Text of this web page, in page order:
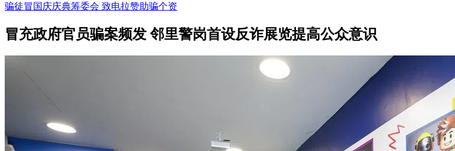
骗徒冒国庆庆典筹委会 致电拉赞助骗个资
冒充政府官员骗案频发 邻里警岗首设反诈展览提高公众意识